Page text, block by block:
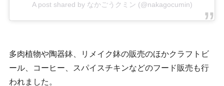
A post shared by なかごうクミン (@nakagocumin)
多肉植物や陶器鉢、リメイク鉢の販売のほかクラフトビ
ール、コーヒー、スパイスチキンなどのフード販売も行
われました。